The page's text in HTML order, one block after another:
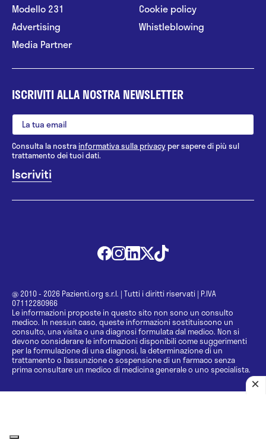
Modello 231
Advertising
Media Partner
Cookie policy
Whistleblowing
ISCRIVITI ALLA NOSTRA NEWSLETTER
Consulta la nostrainformativa sulla privacy per sapere di più sul
trattamento dei tuoi dati.
@ 2010 - 2026 Pazienti.org s.r.l. | Tutti i diritti riservati | P.IVA
07112280966
Le informazioni proposte in questo sito non sono un consulto
medico. In nessun caso, queste informazioni sostituiscono un
consulto, una visita o una diagnosi formulata dal medico. Non si
devono considerare le informazioni disponibili come suggerimenti
per la formulazione di una diagnosi, la determinazione di un
trattamento o l’assunzione o sospensione di un farmaco senza
prima consultare un medico di medicina generale o uno specialista.